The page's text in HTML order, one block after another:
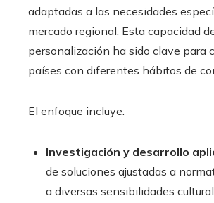
adaptadas a las necesidades
mercado regional. Esta capacidad
personalización ha sido clave para
países con diferentes hábitos de
El enfoque incluye:
Investigación y desarrollo
de soluciones ajustadas a
a diversas sensibilidades